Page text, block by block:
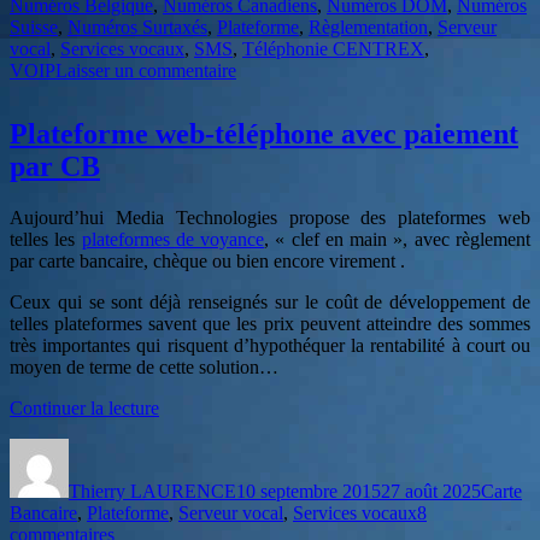
Numéros Belgique, Numéros Canadiens, Numéros DOM, Numéros
Suisse, Numéros Surtaxés, Plateforme, Règlementation, Serveur
vocal, Services vocaux, SMS, Téléphonie CENTREX,
VOIPLaisser un commentairesur
solutions
Plateforme web-téléphone avec paiement
par CB
Aujourd’hui Media Technologies propose des plateformes web
telles les plateformes de voyance, « clef en main », avec règlement
par carte bancaire, chèque ou bien encore virement .
Ceux qui se sont déjà renseignés sur le coût de développement de
telles plateformes savent que les prix peuvent atteindre des sommes
très importantes qui risquent d’hypothéquer la rentabilité à court ou
moyen de terme de cette solution…
Continuer la lecturede
avec
paiement
Thierry LAURENCE10 septembre 201527 août 2025Carte
Bancaire, Plateforme, Serveur vocal, Services vocaux8
commentairessur